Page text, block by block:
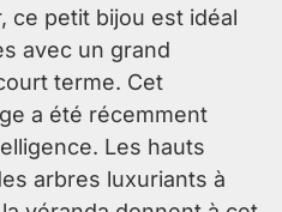
ce petit bijou est idéal
avec un grand
terme. Cet
a été récemment
Les hauts
arbres luxuriants à